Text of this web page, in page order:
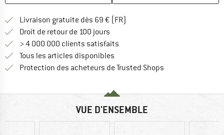
Livraison gratuite dès 69 € (FR)
Droit de retour de 100 jours
> 4 000 000 clients satisfaits
Tous les articles disponibles
Protection des acheteurs de Trusted Shops
VUE D'ENSEMBLE